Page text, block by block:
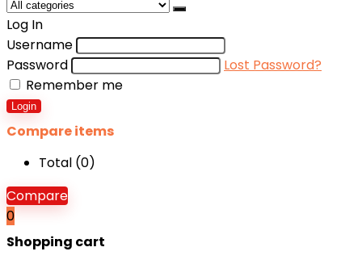
Log In
Username
Password
Lost Password?
Remember me
Login
Compare items
Total (0)
Compare
0
Shopping cart